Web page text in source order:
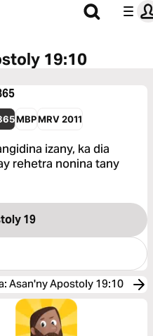
19:10
MBPMRV 2011
izany, ka dia
rehetra nonina tany
19
: Asan'ny Apostoly 19:10